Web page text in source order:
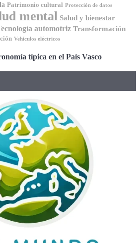
Patrimonio cultural Protección de datos
mental Salud y bienestar
automotriz Transformación
Vehículos eléctricos
típica en el País Vasco